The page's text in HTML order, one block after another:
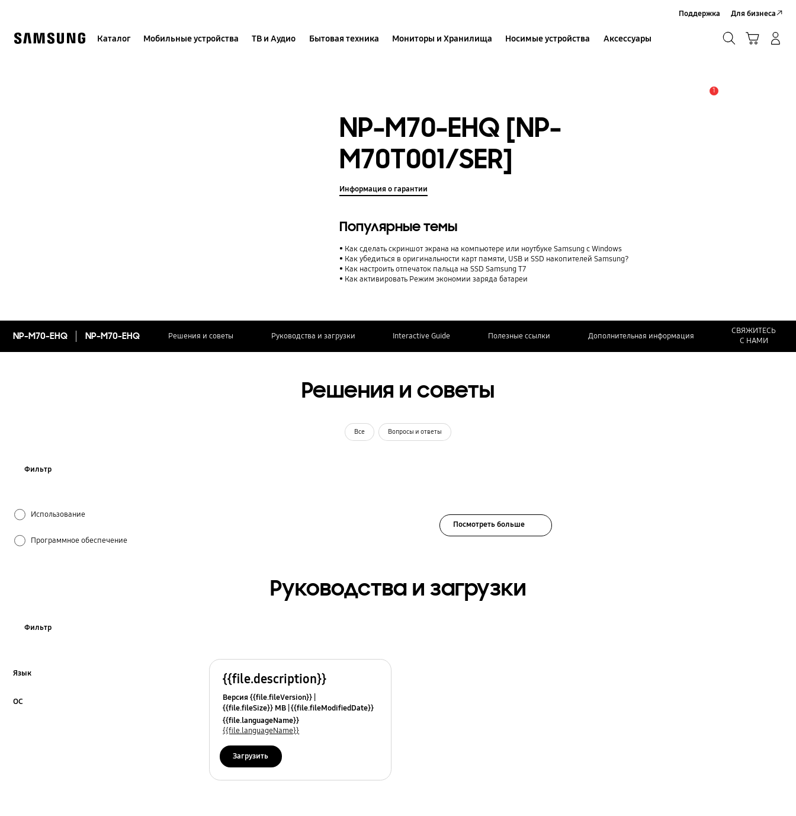
Каталог Мобильные устройства ТВ и Аудио Бытовая техника Мониторы и Хранилища Носимые устройства Аксессуары
Поддержка Для бизнеса
1
NP-M70-EHQ [NP-
M70T001/SER]
Информация о гарантии
Популярные темы
Как сделать скриншот экрана на компьютере или ноутбуке Samsung с Windows
Как убедиться в оригинальности карт памяти, USB и SSD накопителей Samsung?
Как настроить отпечаток пальца на SSD Samsung T7
Как активировать Режим экономии заряда батареи
NP-M70-EHQ NP-M70-EHQ Решения и советы Руководства и загрузки Interactive Guide Полезные ссылки Дополнительная информация
СВЯЖИТЕСЬ
С НАМИ
Решения и советы
Все Вопросы и ответы
Фильтр
Использование
Программное обеспечение
Посмотреть больше
Руководства и загрузки
Фильтр
Язык
ОС
{{file.description}}
Версия {{file.fileVersion}}
{{file.fileSize}} MB {{file.fileModifiedDate}}
{{file.osNames}}
{{file.languageName}}
{{file.languageName}}
Загрузить